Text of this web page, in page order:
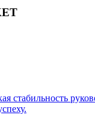
стабильность